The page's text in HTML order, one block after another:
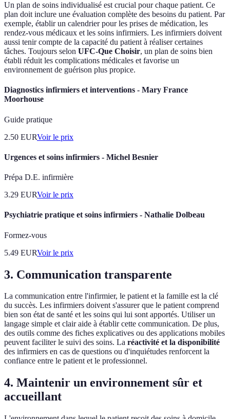
Un plan de soins individualisé est crucial pour chaque patient. Ce
plan doit inclure une évaluation complète des besoins du patient. Par
exemple, établir un calendrier pour les prises de médication, les
rendez-vous médicaux et les soins infirmiers. Les infirmiers doivent
aussi tenir compte de la capacité du patient à réaliser certaines
tâches. Toujours selon UFC-Que Choisir, un plan de soins bien
établi réduit les complications médicales et favorise un
environnement de guérison plus propice.
Diagnostics infirmiers et interventions - Mary France
Moorhouse
Guide pratique
2.50 EURVoir le prix
Urgences et soins infirmiers - Michel Besnier
Prépa D.E. infirmière
3.29 EURVoir le prix
Psychiatrie pratique et soins infirmiers - Nathalie Dolbeau
Formez-vous
5.49 EURVoir le prix
3. Communication transparente
La communication entre l'infirmier, le patient et la famille est la clé
du succès. Les infirmiers doivent s'assurer que le patient comprend
bien son état de santé et les soins qui lui sont apportés. Utiliser un
langage simple et clair aide à établir cette communication. De plus,
des outils comme des fiches explicatives ou des applications mobiles
peuvent faciliter le suivi des soins. La réactivité et la disponibilité
des infirmiers en cas de questions ou d'inquiétudes renforcent la
confiance entre le patient et le professionnel.
4. Maintenir un environnement sûr et
accueillant